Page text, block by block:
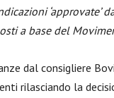
‘approvate’
a base del
dal consigliere
rilasciando la